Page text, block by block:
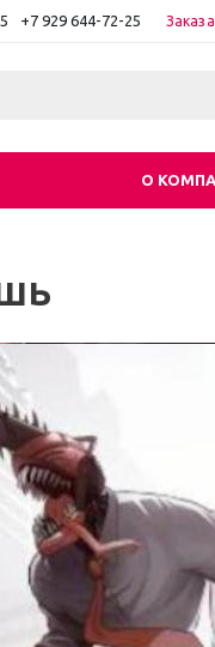
+7 929 644-72-25
О